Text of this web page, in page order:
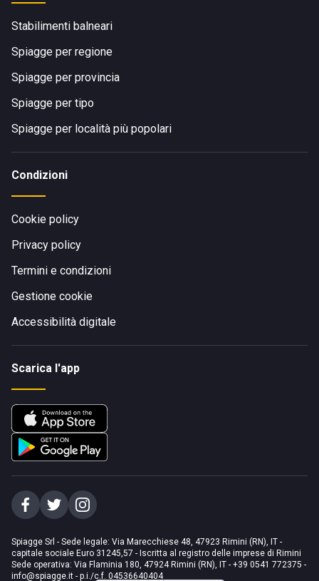
Stabilimenti balneari
Spiagge per regione
Spiagge per provincia
Spiagge per tipo
Spiagge per località più popolari
Condizioni
Cookie policy
Privacy policy
Termini e condizioni
Gestione cookie
Accessibilità digitale
Scarica l'app
Spiagge Srl - Sede legale: Via Marecchiese 48, 47923 Rimini (RN), IT -
capitale sociale Euro 31245,57 - Iscritta al registro delle imprese di Rimini
Sede operativa: Via Flaminia 180, 47924 Rimini (RN), IT - +39 0541 772375 -
info@spiagge.it - p.i./c.f. 04536640404